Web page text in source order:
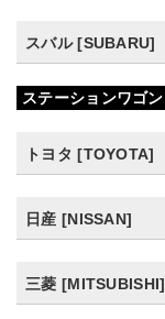
スバル [SUBARU]
ステーションワゴン
トヨタ [TOYOTA]
日産 [NISSAN]
三菱 [MITSUBISHI]